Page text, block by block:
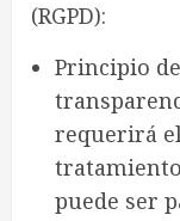
(RGPD):
Principio
requerirá
puede ser